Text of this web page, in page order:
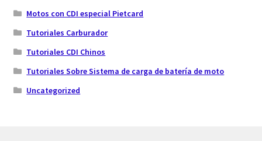
Motos con CDI especial Pietcard
Tutoriales Carburador
Tutoriales CDI Chinos
Tutoriales Sobre Sistema de carga de batería de moto
Uncategorized